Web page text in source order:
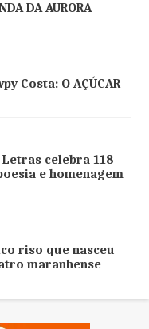
DA AURORA
Costa: O AÇÚCAR
celebra 118
e homenagem
riso que nasceu
maranhense